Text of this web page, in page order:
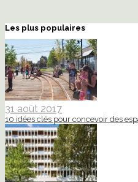
Les plus populaires
31 août 2017
10 idées clés pour concevoir des